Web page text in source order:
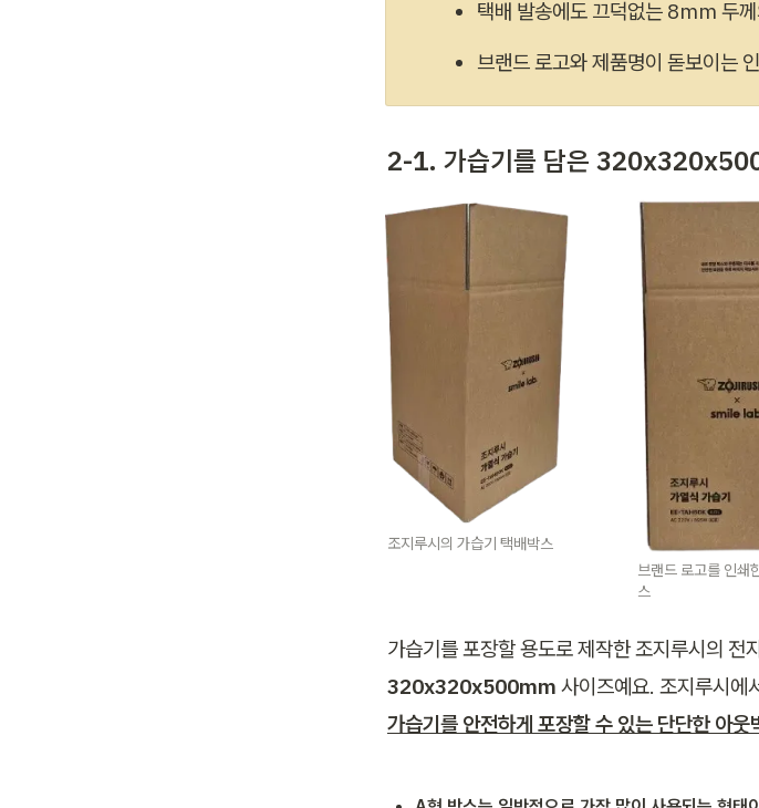
택배 발송에도 끄덕없는 8mm 두
브랜드 로고와 제품명이 돋보이는
2-1. 가습기를 담은 320
조지루시의 가습기 택배박스
브랜드 로고를 인쇄
스
가습기를 포장할 용도로 제작한 조지루시의 전
320x320x500mm 사이즈예요. 조지루시에
가습기를 안전하게 포장할 수 있는 단단한 아